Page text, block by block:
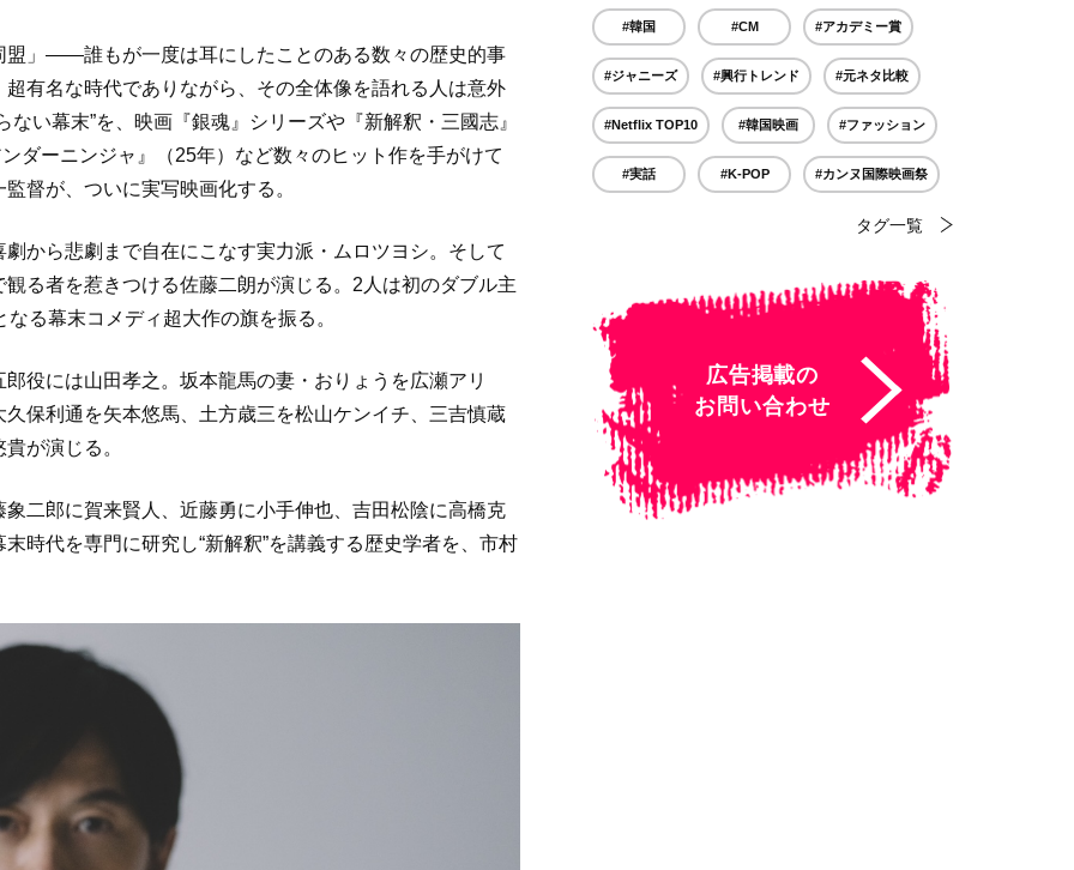
盟」――誰もが一度は耳にしたことのある数々の歴史的事
有名な時代でありながら、その全体像を語れる人は意外
い幕末”を、映画『銀魂』シリーズや『新解釈・三國志』
ダーニンジャ』（25年）など数々のヒット作を手がけて
督が、ついに実写映画化する。
から悲劇まで自在にこなす実力派・ムロツヨシ。そして
る者を惹きつける佐藤二朗が演じる。2人は初のダブル主
る幕末コメディ超大作の旗を振る。
役には山田孝之。坂本龍馬の妻・おりょうを広瀬アリ
保利通を矢本悠馬、土方歳三を松山ケンイチ、三吉慎蔵
が演じる。
二郎に賀来賢人、近藤勇に小手伸也、吉田松陰に高橋克
時代を専門に研究し“新解釈”を講義する歴史学者を、市村
#韓国 #CM #アカデミー賞
#ジャニーズ #興行トレンド #元ネタ比較
#Netflix TOP10 #韓国映画 #ファッション
#実話 #K-POP #カンヌ国際映画祭
タグ一覧
広告掲載の
お問い合わせ